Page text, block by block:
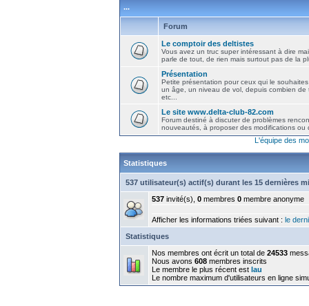
...
Forum
Le comptoir des deltistes
Vous avez un truc super intéressant à dire
parle de tout, de rien mais surtout pas de la
Présentation
Petite présentation pour ceux qui le
un âge, un niveau de vol, depuis combien de
etc...
Le site www.delta-club-82.com
Forum destiné à discuter de problèmes
nouveautés, à proposer des modifications ou
L'équipe des
Statistiques
537 utilisateur(s) actif(s) durant les 15 dernières
537 invité(s), 0 membres 0 membre anonyme
Afficher les informations triées suivant : le
Statistiques
Nos membres ont écrit un total de 24533
Nous avons 608 membres inscrits
Le membre le plus récent est lau
Le nombre maximum d'utilisateurs en ligne